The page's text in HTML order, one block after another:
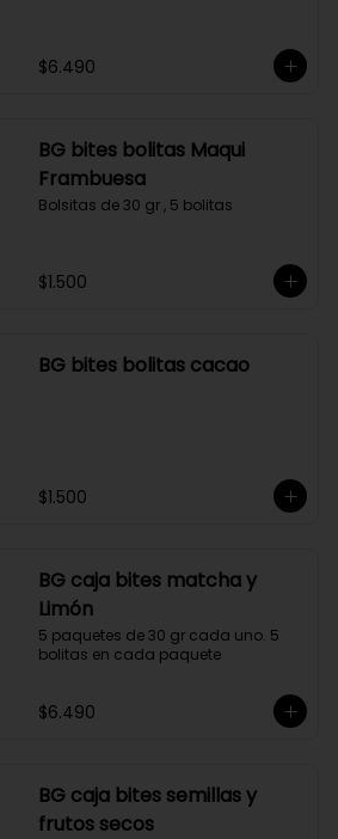
$6.490
BG bites bolitas Maqui
Frambuesa
Bolsitas de 30 gr , 5 bolitas
$1.500
BG bites bolitas cacao
$1.500
BG caja bites matcha y
Limón
5 paquetes de 30 gr cada uno. 5
bolitas en cada paquete
$6.490
BG caja bites semillas y
frutos secos